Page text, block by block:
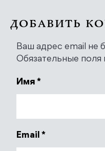
ДОБАВИТЬ
Ваш адрес email не
Обязательные поля
Имя *
Email *